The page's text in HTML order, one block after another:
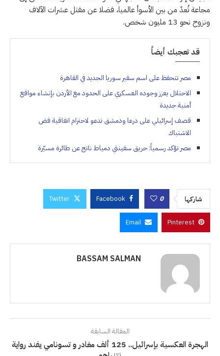
مجاعة تُعدّ من بين الأسوأ عالميا، فضلا عن مقتل عشرات الآلاف
ونزوح نحو 13 مليون شخص.
قد تعجبك أيضاً
مصر تتحفظ على اسم سفير سوريا الجديد في القاهرة
الاحتلال يعزز وجوده العسكري على الحدود مع الأردن بإنشاء مواقع
أمنية جديدة
قصف إسرائيلي على درعا ودمشق تدعو لاحترام اتفاقية فض
الاشتباك
مصر تؤكد رسمياً: حريق سفينتي دمياط ناتج عن طائرة مسيّرة
شاركها 0
Facebook
Twitter
Pinterest
Email
BASSAM SALMAN
المقالة السابقة
الهجرة العكسية بإسرائيل.. 125 ألف مغادر و تسونامي يفند رواية